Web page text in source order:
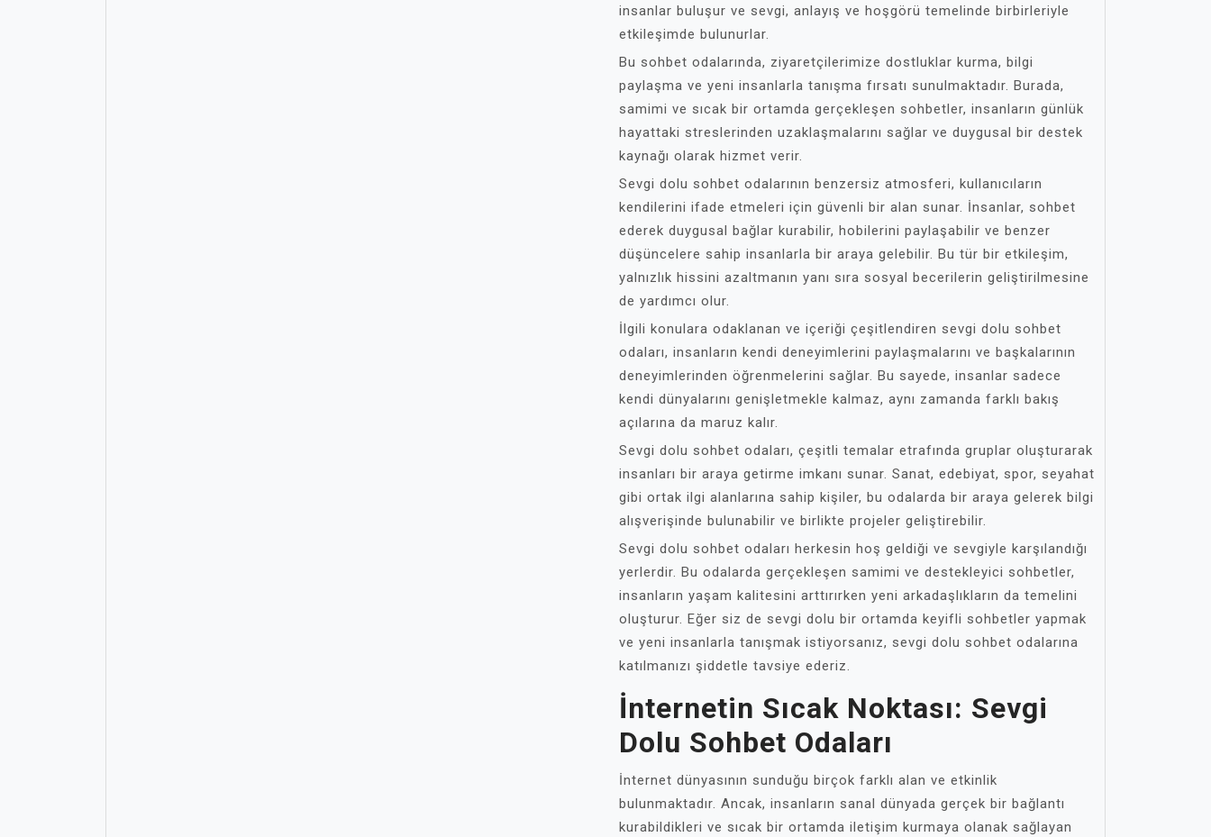
insanlar buluşur ve sevgi, anlayış ve hoşgörü temelinde birbirleriyle
etkileşimde bulunurlar.
Bu sohbet odalarında, ziyaretçilerimize dostluklar kurma, bilgi
paylaşma ve yeni insanlarla tanışma fırsatı sunulmaktadır. Burada,
samimi ve sıcak bir ortamda gerçekleşen sohbetler, insanların günlük
hayattaki streslerinden uzaklaşmalarını sağlar ve duygusal bir destek
kaynağı olarak hizmet verir.
Sevgi dolu sohbet odalarının benzersiz atmosferi, kullanıcıların
kendilerini ifade etmeleri için güvenli bir alan sunar. İnsanlar, sohbet
ederek duygusal bağlar kurabilir, hobilerini paylaşabilir ve benzer
düşüncelere sahip insanlarla bir araya gelebilir. Bu tür bir etkileşim,
yalnızlık hissini azaltmanın yanı sıra sosyal becerilerin geliştirilmesine
de yardımcı olur.
İlgili konulara odaklanan ve içeriği çeşitlendiren sevgi dolu sohbet
odaları, insanların kendi deneyimlerini paylaşmalarını ve başkalarının
deneyimlerinden öğrenmelerini sağlar. Bu sayede, insanlar sadece
kendi dünyalarını genişletmekle kalmaz, aynı zamanda farklı bakış
açılarına da maruz kalır.
Sevgi dolu sohbet odaları, çeşitli temalar etrafında gruplar oluşturarak
insanları bir araya getirme imkanı sunar. Sanat, edebiyat, spor, seyahat
gibi ortak ilgi alanlarına sahip kişiler, bu odalarda bir araya gelerek bilgi
alışverişinde bulunabilir ve birlikte projeler geliştirebilir.
Sevgi dolu sohbet odaları herkesin hoş geldiği ve sevgiyle karşılandığı
yerlerdir. Bu odalarda gerçekleşen samimi ve destekleyici sohbetler,
insanların yaşam kalitesini arttırırken yeni arkadaşlıkların da temelini
oluşturur. Eğer siz de sevgi dolu bir ortamda keyifli sohbetler yapmak
ve yeni insanlarla tanışmak istiyorsanız, sevgi dolu sohbet odalarına
katılmanızı şiddetle tavsiye ederiz.
İnternetin Sıcak Noktası: Sevgi
Dolu Sohbet Odaları
İnternet dünyasının sunduğu birçok farklı alan ve etkinlik
bulunmaktadır. Ancak, insanların sanal dünyada gerçek bir bağlantı
kurabildikleri ve sıcak bir ortamda iletişim kurmaya olanak sağlayan